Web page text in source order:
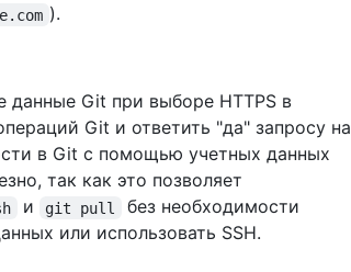
).
данные Git при выборе HTTPS в
Git и ответить "да" запросу на
в Git с помощью учетных данных
так как это позволяет
и git pull
без необходимости
или использовать SSH.